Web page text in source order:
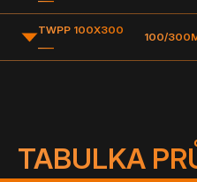
TWPP 100X300
100/
TABULKA